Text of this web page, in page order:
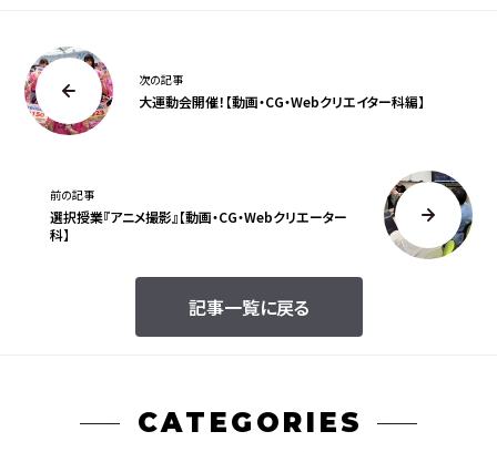
次の記事
大運動会開催！【動画・CG・Webクリエイター科編】
記事一覧に戻る
前の記事
選択授業『アニメ撮影』【動画・CG・Webクリエーター
科】
CATEGORIES